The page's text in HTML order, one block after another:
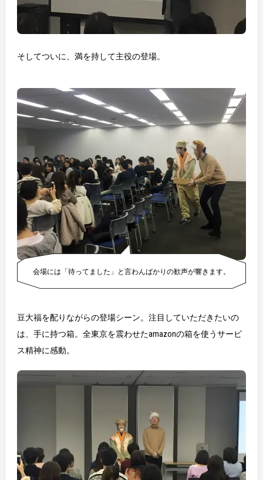
そしてついに、満を持して主役の登場。
会場には「待ってました」と言わんばかりの歓声が響きます。
豆大福を配りながらの登場シーン。注目していただきたいの
は、手に持つ箱。全東京を震わせたamazonの箱を使うサービ
ス精神に感動。